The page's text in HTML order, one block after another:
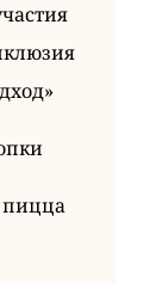
пицца